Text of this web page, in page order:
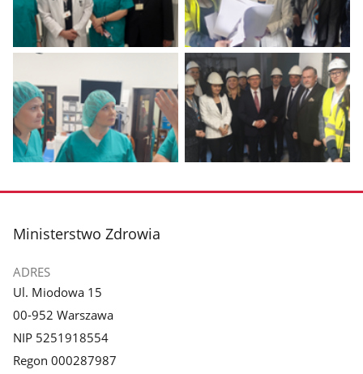
Pokaż
1
z
galerii.
Pokaż
zdjęcie
2
z
galerii.
zdjęcie
galerii.
zdjęcie
stopka
Ministerstwo Zdrowia
ADRES
Ul. Miodowa 15
00-952 Warszawa
NIP 5251918554
Regon 000287987